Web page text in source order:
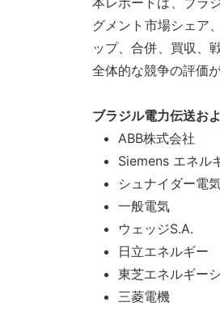
グメント市場シェア
ップ、合併、買収、
全体的な競争の評価
ブラジル電力伝送お
ABB株式会社
Siemens エネル
シュナイダー電
一般電気
ウェッジS.A.
日立エネルギー
東芝エネルギー
三菱電機